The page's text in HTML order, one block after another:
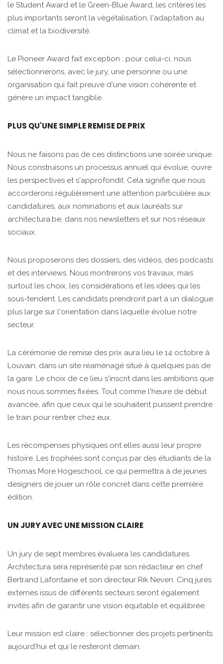
le Student Award et le Green-Blue Award, les critères les
plus importants seront la végétalisation, l'adaptation au
climat et la biodiversité.
Le Pioneer Award fait exception : pour celui-ci, nous
sélectionnerons, avec le jury, une personne ou une
organisation qui fait preuve d'une vision cohérente et
génère un impact tangible.
PLUS QU'UNE SIMPLE REMISE DE PRIX
Nous ne faisons pas de ces distinctions une soirée unique.
Nous construisons un processus annuel qui évolue, ouvre
les perspectives et s'approfondit. Cela signifie que nous
accorderons régulièrement une attention particulière aux
candidatures, aux nominations et aux lauréats sur
architectura.be, dans nos newsletters et sur nos réseaux
sociaux.
Nous proposerons des dossiers, des vidéos, des podcasts
et des interviews. Nous montrerons vos travaux, mais
surtout les choix, les considérations et les idées qui les
sous-tendent. Les candidats prendront part à un dialogue
plus large sur l'orientation dans laquelle évolue notre
secteur.
La cérémonie de remise des prix aura lieu le 14 octobre à
Louvain, dans un site réaménagé situé à quelques pas de
la gare. Le choix de ce lieu s'inscrit dans les ambitions que
nous nous sommes fixées. Tout comme l'heure de début
avancée, afin que ceux qui le souhaitent puissent prendre
le train pour rentrer chez eux.
Les récompenses physiques ont elles aussi leur propre
histoire. Les trophées sont conçus par des étudiants de la
Thomas More Hogeschool, ce qui permettra à de jeunes
designers de jouer un rôle concret dans cette première
édition.
UN JURY AVEC UNE MISSION CLAIRE
Un jury de sept membres évaluera les candidatures.
Architectura sera représenté par son rédacteur en chef
Bertrand Lafontaine et son directeur Rik Neven. Cinq jurés
externes issus de différents secteurs seront également
invités afin de garantir une vision équitable et équilibrée.
Leur mission est claire : sélectionner des projets pertinents
aujourd'hui et qui le resteront demain.